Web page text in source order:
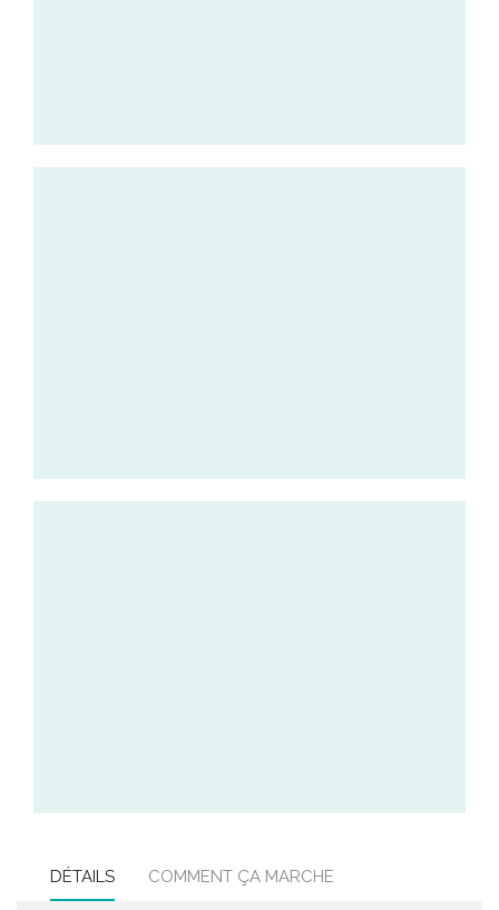
DÉTAILS COMMENT ÇA MARCHE